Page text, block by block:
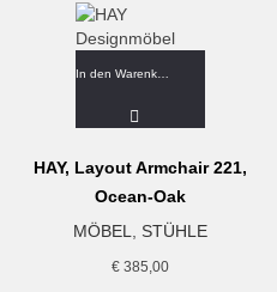
HAY, Layout Armchair 221,
Ocean-Oak
MÖBEL
STÜHLE
€ 385,00